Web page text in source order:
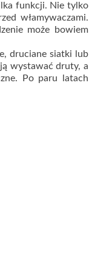
funkcji. Nie tylko
włamywaczami.
może bowiem
druciane siatki lub
wystawać druty, a
Po paru latach